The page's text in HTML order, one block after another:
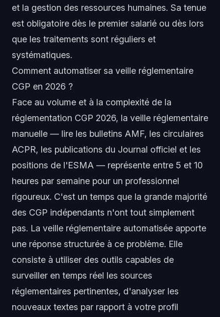
et la gestion des ressources humaines. Sa tenue
est obligatoire dès le premier salarié ou dès lors
que les traitements sont réguliers et
systématiques.
Comment automatiser sa veille réglementaire
CGP en 2026 ?
Face au volume et à la complexité de la
réglementation CGP 2026, la veille réglementaire
manuelle — lire les bulletins AMF, les circulaires
ACPR, les publications du Journal officiel et les
positions de l'ESMA — représente entre 5 et 10
heures par semaine pour un professionnel
rigoureux. C'est un temps que la grande majorité
des CGP indépendants n'ont tout simplement
pas. La veille réglementaire automatisée apporte
une réponse structurée à ce problème. Elle
consiste à utiliser des outils capables de
surveiller en temps réel les sources
réglementaires pertinentes, d'analyser les
nouveaux textes par rapport à votre profil